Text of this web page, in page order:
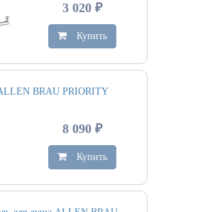
3 020 ₽
Купить
BRAU PRIORITY
8 090 ₽
Купить